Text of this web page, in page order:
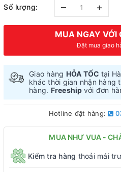
Số lượng: – +
MUA NGAY VỚI
Đặt mua giao
Giao hàng HỎA TỐC tại
khác thời gian nhận hàng
hàng. Freeship với đơn
Hotline đặt hàng:
MUA NHƯ VUA -
Kiểm tra hàng thoải mái